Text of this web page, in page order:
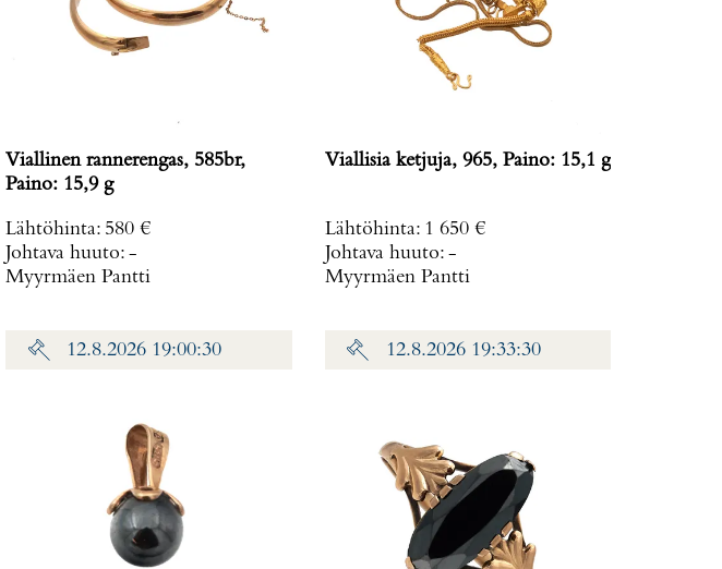
Viallinen rannerengas, 585br,
Paino: 15,9 g
Lähtöhinta: 580 €
Johtava huuto: -
Myyrmäen Pantti
Viallisia ketjuja, 965, Paino: 15,1 g
Lähtöhinta: 1 650 €
Johtava huuto: -
Myyrmäen Pantti
12.8.2026 19:00:30 12.8.2026 19:33:30